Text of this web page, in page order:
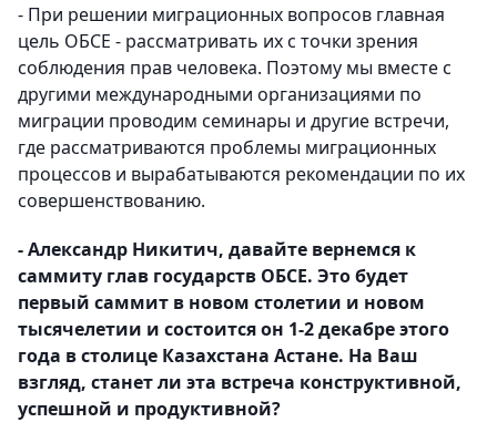
- При решении миграционных вопросов главная
цель ОБСЕ - рассматривать их с точки зрения
соблюдения прав человека. Поэтому мы вместе с
другими международными организациями по
миграции проводим семинары и другие встречи,
где рассматриваются проблемы миграционных
процессов и вырабатываются рекомендации по их
совершенствованию.
- Александр Никитич, давайте вернемся к
саммиту глав государств ОБСЕ. Это будет
первый саммит в новом столетии и новом
тысячелетии и состоится он 1-2 декабре этого
года в столице Казахстана Астане. На Ваш
взгляд, станет ли эта встреча конструктивной,
успешной и продуктивной?